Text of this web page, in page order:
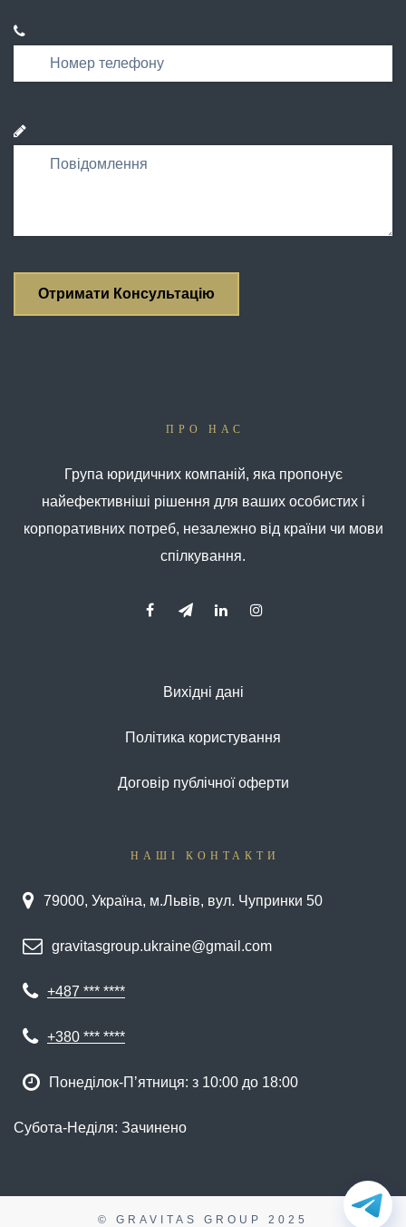
ПРО НАС
Група юридичних компаній, яка пропонує
найефективніші рішення для ваших особистих і
корпоративних потреб, незалежно від країни чи мови
спілкування.
Вихідні дані
Політика користування
Договір публічної оферти
НАШІ КОНТАКТИ
79000, Україна, м.Львів, вул. Чупринки 50
gravitasgroup.ukraine@gmail.com
+487 *** ****
+380 *** ****
Понеділок-Пʼятниця: з 10:00 до 18:00
Субота-Неділя: Зачинено
© GRAVITAS GROUP 2025